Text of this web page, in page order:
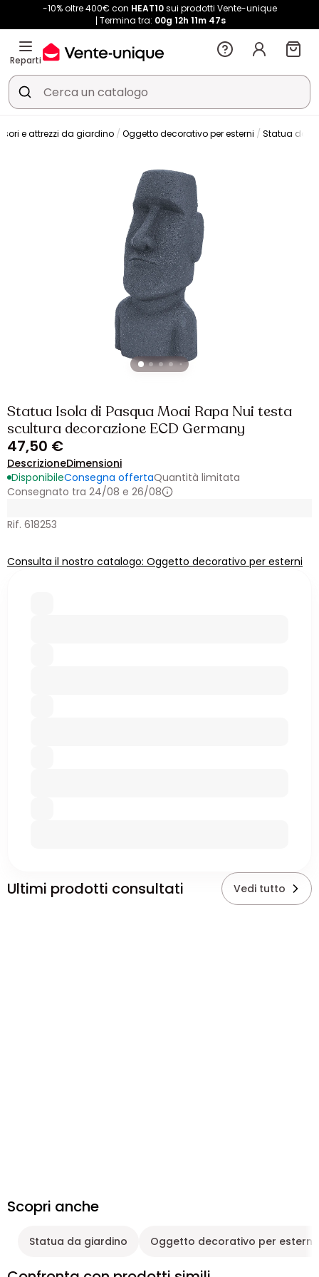
-10% oltre 400€ con HEAT10sui prodotti Vente-unique
Termina tra: 00g 12h 11m 46s
Reparti
e attrezzi da giardino Oggetto decorativo per esterni Statua da
Statua Isola di Pasqua Moai Rapa Nui testa
scultura decorazione ECD Germany
47,50 €
DescrizioneDimensioni
DisponibileConsegna offertaQuantità limitata
Consegnato tra 24/08 e 26/08
Rif. 618253
Consulta il nostro catalogo: Oggetto decorativo per esterni
Ultimi prodotti consultati Vedi tutto
Scopri anche
Statua da giardino Oggetto decorativo per esterni